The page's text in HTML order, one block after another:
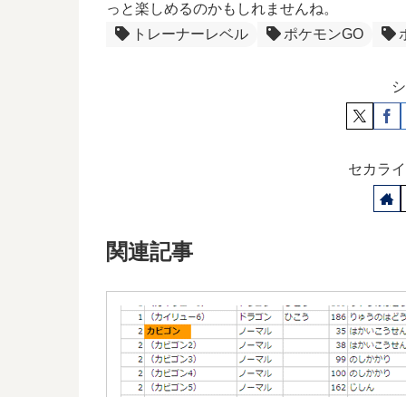
っと楽しめるのかもしれませんね。
トレーナーレベル
ポケモンGO
セカラ
関連記事